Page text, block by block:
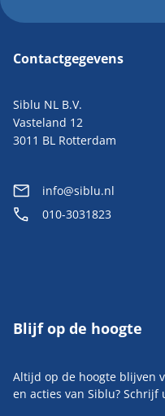
Contactgegevens
Siblu NL B.V.
Vasteland 12
3011 BL Rotterdam
info@siblu.nl
010-3031823
Blijf op de hoogte
Altijd op de hoogte blijven
en acties van Siblu? Schrijf